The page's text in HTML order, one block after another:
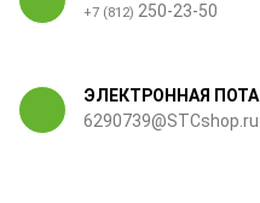
+7 (812) 250-23-50
ЭЛЕКТРОННАЯ ПОТА
6290739@STCshop.ru